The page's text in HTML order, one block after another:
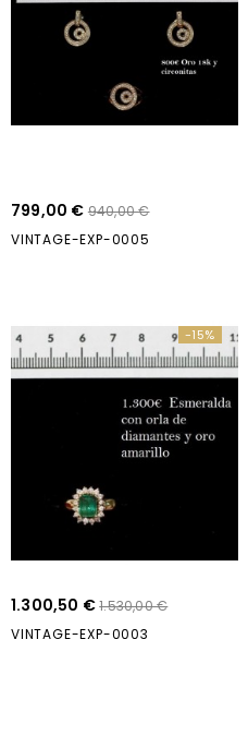
799,00 € 940,00 €
VINTAGE-EXP-0005
-15%
1.300,50 €1.530,00 €
VINTAGE-EXP-0003